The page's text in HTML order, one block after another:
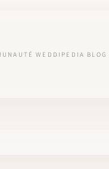
WEDDIPEDIA BLOG